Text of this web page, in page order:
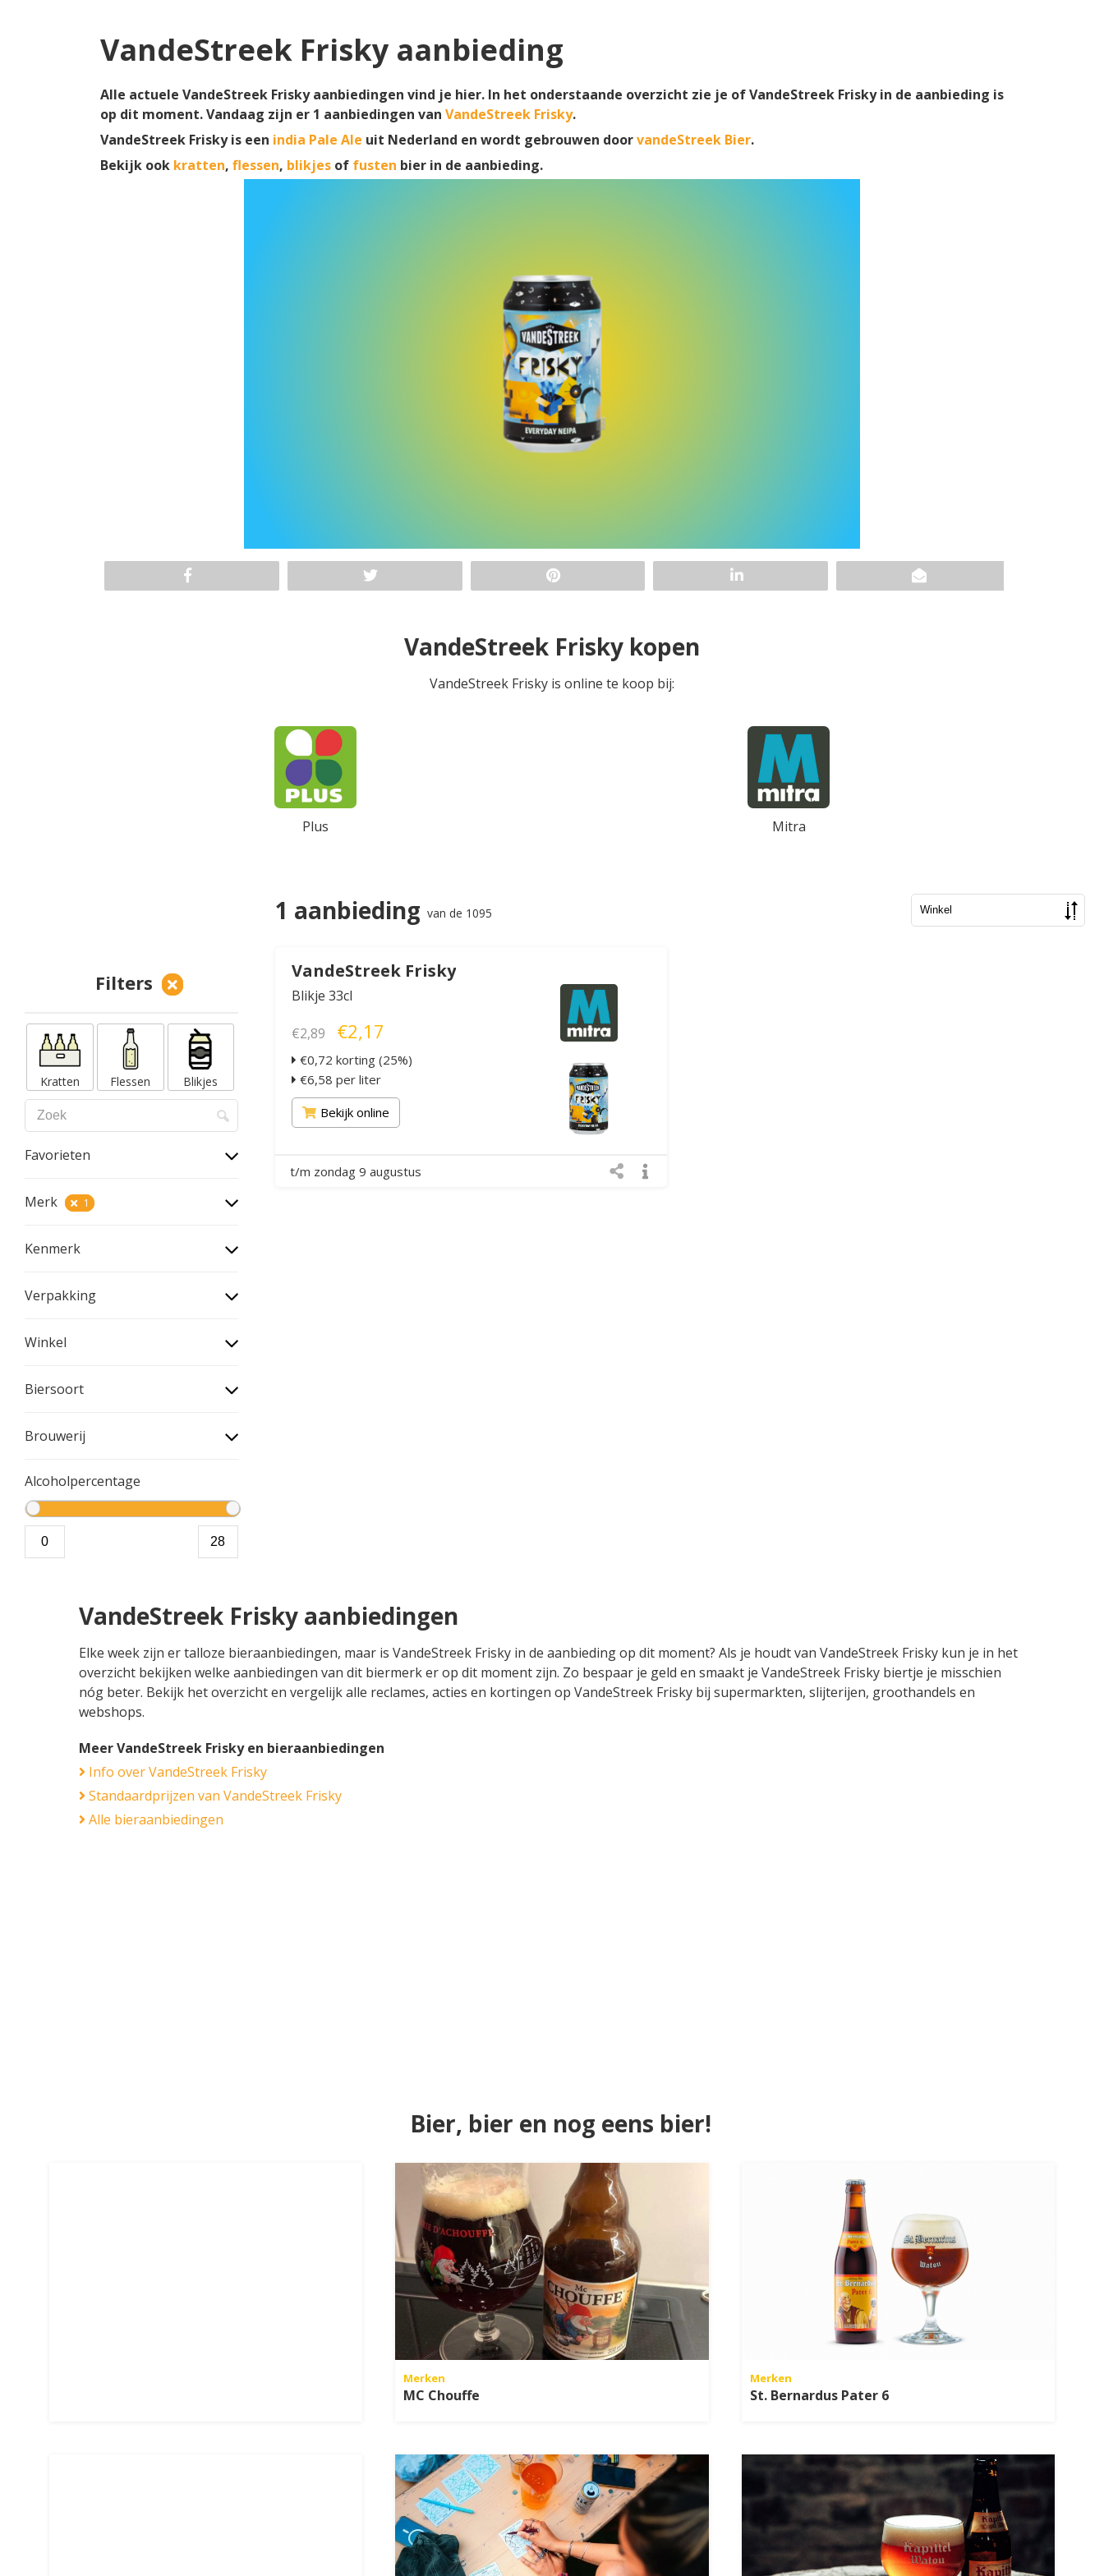
VandeStreek Frisky aanbieding
Alle actuele VandeStreek Frisky aanbiedingen vind je hier. In het onderstaande overzicht zie je of VandeStreek Frisky in de aanbieding is
op dit moment. Vandaag zijn er 1 aanbiedingen van VandeStreek Frisky.
VandeStreek Frisky is een india Pale Ale uit Nederland en wordt gebrouwen doorvandeStreek Bier.
Bekijk ook kratten, flessen, blikjes of fusten bier in de aanbieding.
VandeStreek Frisky kopen
VandeStreek Frisky is online te koop bij:
Plus Mitra
Filters
Kratten Flessen Blikjes
Favorieten
Merk 1
Kenmerk
Verpakking
Winkel
Biersoort
Brouwerij
Alcoholpercentage
1 aanbieding van de 1095
VandeStreek Frisky
Blikje 33cl
€2,89 €2,17
€0,72 korting (25%)
€6,58 per liter
Bekijk online
t/m zondag 9 augustus
VandeStreek Frisky aanbiedingen
Elke week zijn er talloze bieraanbiedingen, maar is VandeStreek Frisky in de aanbieding op dit moment? Als je houdt van VandeStreek Frisky kun je in het
overzicht bekijken welke aanbiedingen van dit biermerk er op dit moment zijn. Zo bespaar je geld en smaakt je VandeStreek Frisky biertje je misschien
nóg beter. Bekijk het overzicht en vergelijk alle reclames, acties en kortingen op VandeStreek Frisky bij supermarkten, slijterijen, groothandels en
webshops.
Meer VandeStreek Frisky en bieraanbiedingen
Info over VandeStreek Frisky
Standaardprijzen van VandeStreek Frisky
Alle bieraanbiedingen
Bier, bier en nog eens bier!
Merken
MC Chouffe
Merken
St. Bernardus Pater 6